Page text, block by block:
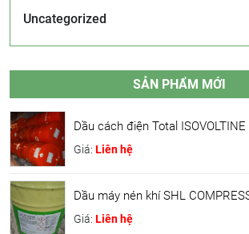
Uncategorized
SẢN PHẨM MỚI
Dầu cách điện Total ISOVOLTINE
Giá: Liên hệ
Dầu máy nén khí SHL
Giá: Liên hệ